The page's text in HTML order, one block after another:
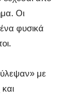
Οι
φυσικά
με